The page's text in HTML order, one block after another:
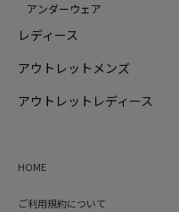
アンダーウェア
レディース
アウトレットメンズ
アウトレットレディース
HOME
ご利用規約について